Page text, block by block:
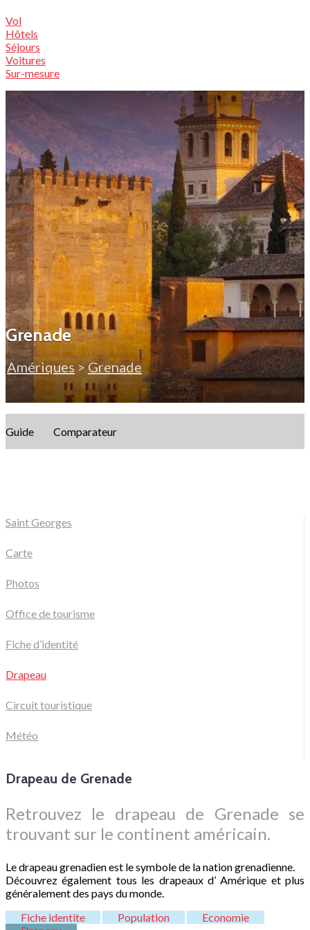
Vol
Hôtels
Séjours
Voitures
Sur-mesure
Grenade
Amériques>Grenade
Guide Comparateur
Saint Georges
Carte
Photos
Office de tourisme
Fiche d’identité
Drapeau
Circuit touristique
Météo
Drapeau de Grenade
Retrouvez le drapeau de Grenade se
trouvant sur le continent américain.
Le drapeau grenadien est le symbole de la nation grenadienne.
Découvrez également tous les drapeaux d’ Amérique et plus
généralement des pays du monde.
Fiche identite
Population
Economie